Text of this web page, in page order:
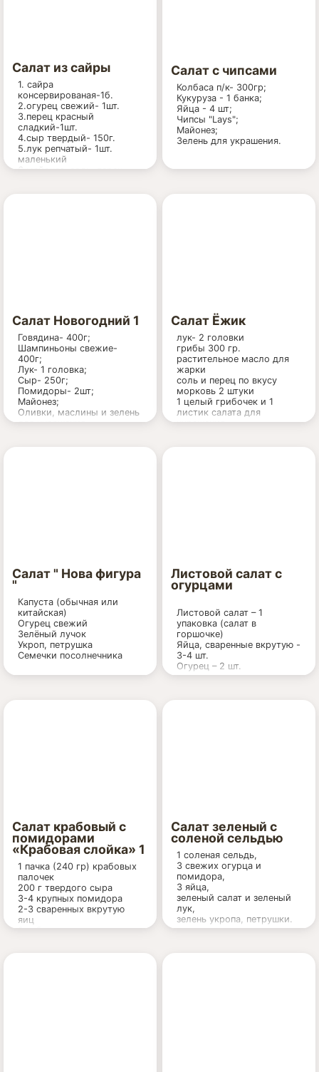
Салат из сайры
1. сайра
консервированая-1б.
2.огурец свежий- 1шт.
3.перец красный
сладкий-1шт.
4.сыр твердый- 150г.
5.лук репчатый- 1шт.
маленький
6.майонез, соль, перец.
Салат с чипсами
Колбаса п/к- 300гр;
Кукуруза - 1 банка;
Яйца - 4 шт;
Чипсы "Lays";
Майонез;
Зелень для украшения.
Салат Новогодний 1
Говядина- 400г;
Шампиньоны свежие-
400г;
Лук- 1 головка;
Сыр- 250г;
Помидоры- 2шт;
Майонез;
Оливки, маслины и зелень
для украшения.
Салат Ёжик
лук- 2 головки
грибы 300 гр.
растительное масло для
жарки
соль и перец по вкусу
морковь 2 штуки
1 целый грибочек и 1
листик салата для
украшения
Салат " Нова фигура
"
Капуста (обычная или
китайская)
Огурец свежий
Зелёный лучок
Укроп, петрушка
Семечки посолнечника
соль, перец, раст.масло
Листовой салат с
огурцами
Листовой салат – 1
упаковка (салат в
горшочке)
Яйца, сваренные вкрутую -
3-4 шт.
Огурец – 2 шт.
среднеплодных
Салат крабовый с
помидорами
«Крабовая слойка» 1
1 пачка (240 гр) крабовых
палочек
200 г твердого сыра
3-4 крупных помидора
2-3 сваренных вкрутую
яиц
2 зубчика чеснока
Салат зеленый с
соленой сельдью
1 соленая сельдь,
3 свежих огурца и
помидора,
3 яйца,
зеленый салат и зеленый
лук,
зелень укропа, петрушки.